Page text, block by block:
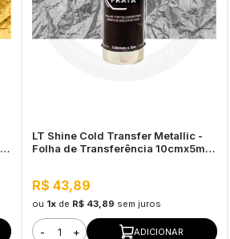
LT Shine Cold Transfer Metallic -
Folha de Transferência 10cmx5m
R$ 43,89
ou 1x de R$ 43,89 sem juros
- + ADICIONAR